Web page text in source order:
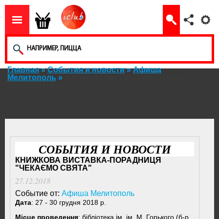
Главная »События и новости »Афиша
Мелитополь »
СОБЫТИЯ И НОВОСТИ
КНИЖКОВА ВИСТАВКА-ПОРАДНИЦЯ
"ЧЕКАЄМО СВЯТА"
27.12.2018
Событие от: Афиша Мелитополь
Дата: 27 - 30 грудня 2018 р.
Місце проведення: бібліотека ім. ім. М. Горького (б-р